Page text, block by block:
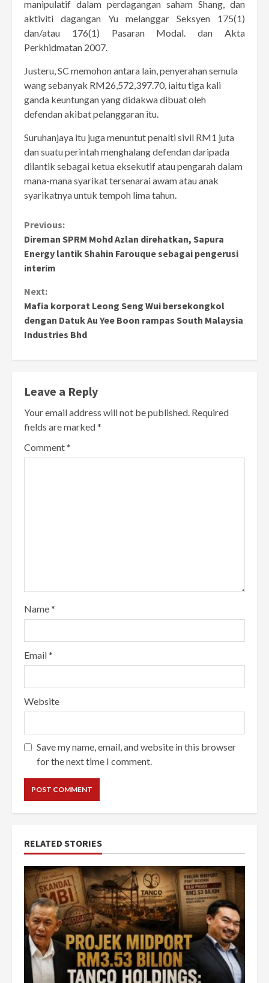
manipulatif dalam perdagangan saham Shang, dan
aktiviti dagangan Yu melanggar Seksyen 175(1)
dan/atau 176(1) Pasaran Modal. dan Akta
Perkhidmatan 2007.
Justeru, SC memohon antara lain, penyerahan semula
wang sebanyak RM26,572,397.70, iaitu tiga kali
ganda keuntungan yang didakwa dibuat oleh
defendan akibat pelanggaran itu.
Suruhanjaya itu juga menuntut penalti sivil RM1 juta
dan suatu perintah menghalang defendan daripada
dilantik sebagai ketua eksekutif atau pengarah dalam
mana-mana syarikat tersenarai awam atau anak
syarikatnya untuk tempoh lima tahun.
Continue
Reading
Previous:
Direman SPRM Mohd Azlan direhatkan, Sapura
Energy lantik Shahin Farouque sebagai pengerusi
interim
Next:
Mafia korporat Leong Seng Wui bersekongkol
dengan Datuk Au Yee Boon rampas South Malaysia
Industries Bhd
Leave a Reply
Your email address will not be published. Required
fields are marked*
Comment*
Name*
Email*
Website
Save my name, email, and website in this browser
for the next time I comment.
RELATED STORIES